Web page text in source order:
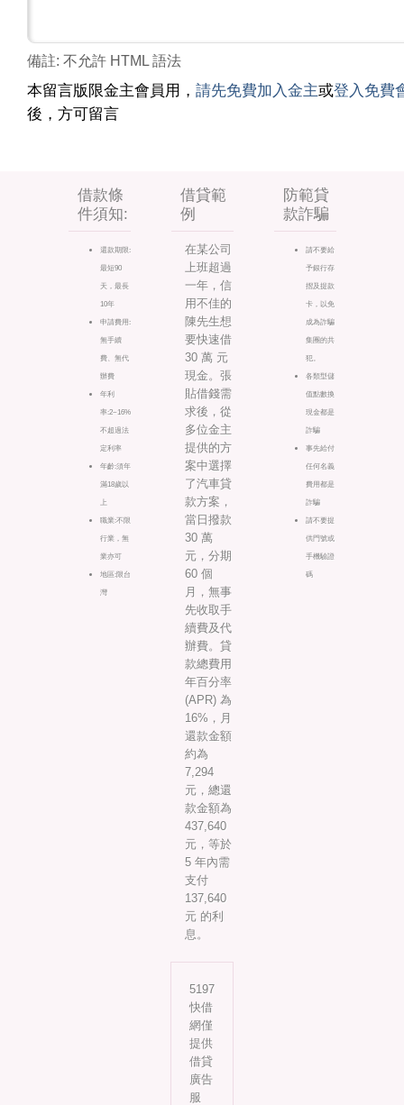
備註: 不允許 HTML 語法
本留言版限金主會員用， 請先免費加入金主或登入免費
後，方可留言
借款條
件須知:
還款期限:
最短90
天，最長
10年
申請費用:
無手續
費、無代
辦費
年利
率:2~16%
不超過法
定利率
年齡:須年
滿18歲以
上
職業:不限
行業，無
業亦可
地區:限台
灣
借貸範
例
在某公司
上班超過
一年，信
用不佳的
陳先生想
要快速借
30 萬 元
現金。張
貼借錢需
求後，從
多位金主
提供的方
案中選擇
了汽車貸
款方案，
當日撥款
30 萬
元，分期
60 個
月，無事
先收取手
續費及代
辦費。貸
款總費用
年百分率
(APR) 為
16%，月
還款金額
約為
7,294
元，總還
款金額為
437,640
元，等於
5 年內需
支付
137,640
元 的利
息。
防範貸
款詐騙
請不要給
予銀行存
摺及提款
卡，以免
成為詐騙
集團的共
犯。
各類型儲
值點數換
現金都是
詐騙
事先給付
任何名義
費用都是
詐騙
請不要提
供門號或
手機驗證
碼
5197
快借
網僅
提供
借貸
廣告
服